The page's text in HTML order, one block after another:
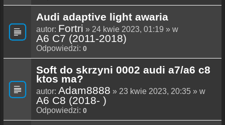
Audi adaptive light awaria
autor: Fortri » 24 kwie 2023, 01:19 » w
A6 C7 (2011-2018)
Odpowiedzi: 0
Soft do skrzyni 0002 audi a7/a6 c8
ktos ma?
autor: Adam8888 » 23 kwie 2023, 20:35 » w
A6 C8 (2018- )
Odpowiedzi: 0